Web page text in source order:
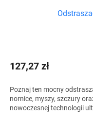
127,27 zł
Poznaj ten mocny
nornice, myszy, szczury
nowoczesnej technologii